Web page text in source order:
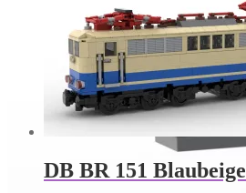
DB BR 151 Blaubeige